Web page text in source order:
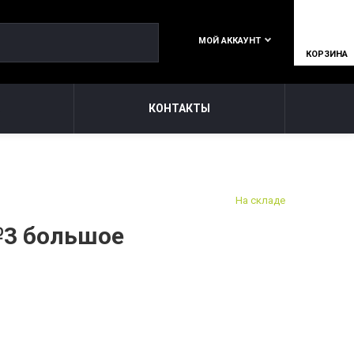
МОЙ АККАУНТ
КОРЗИНА
КОНТАКТЫ
большое
На складе